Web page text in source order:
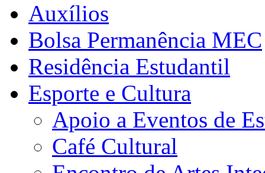
Auxílios
Bolsa Permanência MEC
Residência Estudantil
Esporte e Cultura
Apoio a Eventos de
Café Cultural